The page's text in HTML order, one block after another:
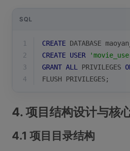
SQL
1 CREATE DATABASE
2
CREATE USER
3
GRANT ALL PRIVILEGES
4
FLUSH PRIVILEGES;
4. 项目结构设计与核
4.1 项目目录结构